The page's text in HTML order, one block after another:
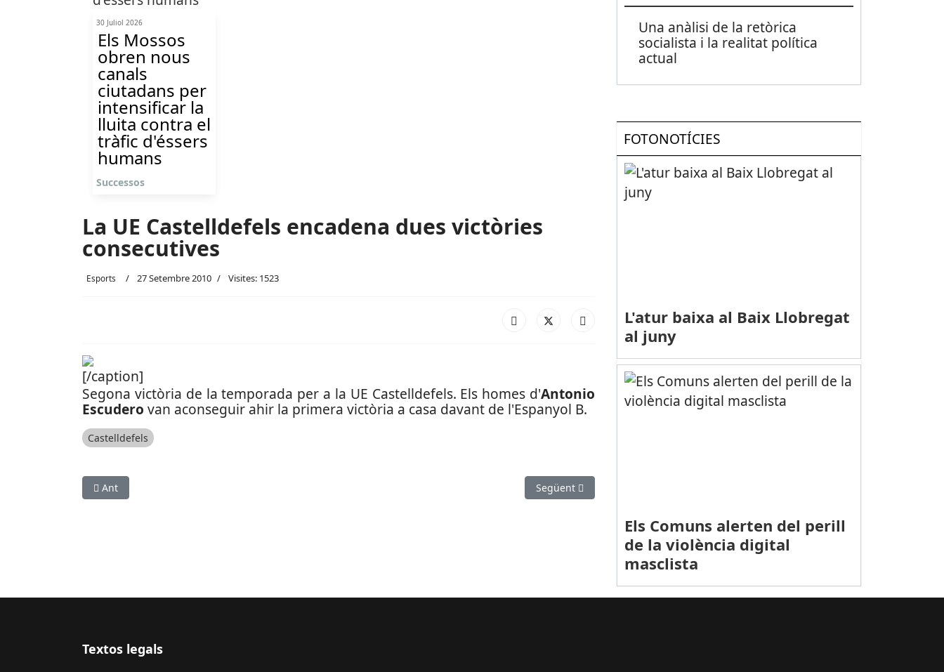
30 Juliol 2026
Els Mossos
obren nous
canals
ciutadans per
intensificar la
lluita contra el
tràfic d'éssers
humans
Successos
La UE Castelldefels encadena dues victòries
consecutives
Esports 27 Setembre 2010 Visites: 1523
[/caption]
Segona victòria de la temporada per a la UE Castelldefels. Els homes d'Antonio
Escudero van aconseguir ahir la primera victòria a casa davant de l'Espanyol B.
Castelldefels
Article anterior: Sant Boi es va omplir de bicicletes amb motiu de la “Passejada amb bicicleta de Sant Boi”
Ant Article següent: L'UE Cornellà lidera la classificació del grup cinc de tercera divisió
Següent
Una anàlisi de la retòrica
socialista i la realitat política
actual
FOTONOTÍCIES
L'atur baixa al Baix Llobregat
al juny
Els Comuns alerten del perill
de la violència digital
masclista
Textos legals